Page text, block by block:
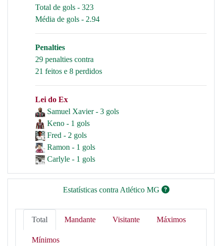
Total de gols - 323
Média de gols - 2.94
Penalties
29 penalties contra
21 feitos e 8 perdidos
Lei do Ex
Samuel Xavier - 3 gols
Keno - 1 gols
Fred - 2 gols
Ramon - 1 gols
Carlyle - 1 gols
Estatísticas contra Atlético MG
Total Mandante Visitante Máximos
Mínimos